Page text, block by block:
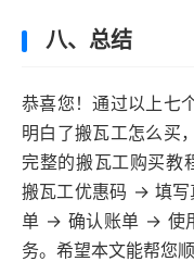
八、总结
恭喜您！通过以上七
明白了搬瓦工怎么买
完整的搬瓦工购买教
搬瓦工优惠码 -> 填
单 -> 确认账单 -> 使
务。希望本文能帮您